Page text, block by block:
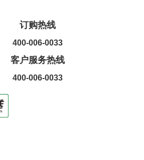
订购热线
400-006-0033
客户服务热线
400-006-0033